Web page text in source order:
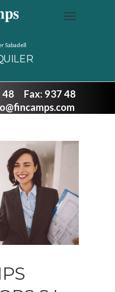
Sabadell
48 Fax: 937 48